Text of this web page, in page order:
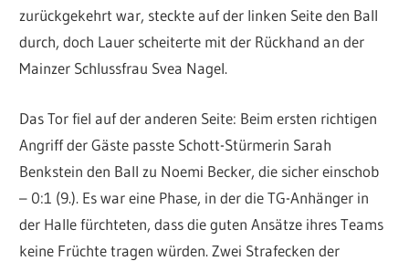
zurückgekehrt war, steckte auf der linken Seite den Ball
durch, doch Lauer scheiterte mit der Rückhand an der
Mainzer Schlussfrau Svea Nagel.
Das Tor fiel auf der anderen Seite: Beim ersten richtigen
Angriff der Gäste passte Schott-Stürmerin Sarah
Benkstein den Ball zu Noemi Becker, die sicher einschob
– 0:1 (9.). Es war eine Phase, in der die TG-Anhänger in
der Halle fürchteten, dass die guten Ansätze ihres Teams
keine Früchte tragen würden. Zwei Strafecken der